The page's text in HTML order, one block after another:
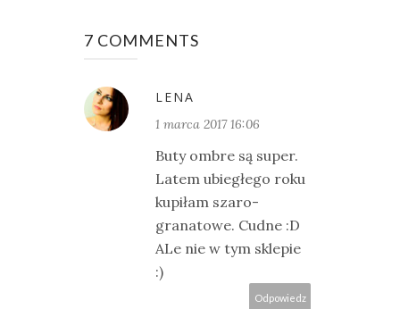
7 COMMENTS
LENA
1 marca 2017 16:06
Buty ombre są super.
Latem ubiegłego roku
kupiłam szaro-
granatowe. Cudne :D
ALe nie w tym sklepie
:)
Odpowiedz